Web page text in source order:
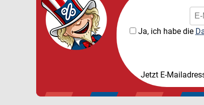
Ja, ich habe die
Jetzt E-